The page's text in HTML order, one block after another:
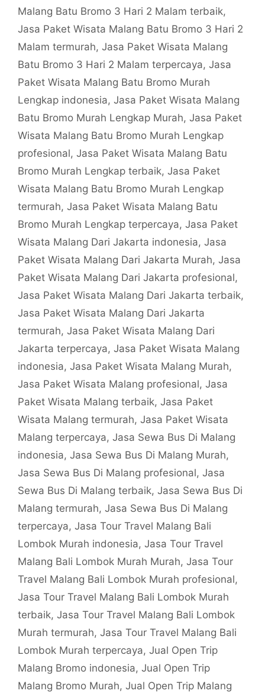
Malang Batu Bromo 3 Hari 2 Malam terbaik,
Jasa Paket Wisata Malang Batu Bromo 3 Hari 2
Malam termurah, Jasa Paket Wisata Malang
Batu Bromo 3 Hari 2 Malam terpercaya, Jasa
Paket Wisata Malang Batu Bromo Murah
Lengkap indonesia, Jasa Paket Wisata Malang
Batu Bromo Murah Lengkap Murah, Jasa Paket
Wisata Malang Batu Bromo Murah Lengkap
profesional, Jasa Paket Wisata Malang Batu
Bromo Murah Lengkap terbaik, Jasa Paket
Wisata Malang Batu Bromo Murah Lengkap
termurah, Jasa Paket Wisata Malang Batu
Bromo Murah Lengkap terpercaya, Jasa Paket
Wisata Malang Dari Jakarta indonesia, Jasa
Paket Wisata Malang Dari Jakarta Murah, Jasa
Paket Wisata Malang Dari Jakarta profesional,
Jasa Paket Wisata Malang Dari Jakarta terbaik,
Jasa Paket Wisata Malang Dari Jakarta
termurah, Jasa Paket Wisata Malang Dari
Jakarta terpercaya, Jasa Paket Wisata Malang
indonesia, Jasa Paket Wisata Malang Murah,
Jasa Paket Wisata Malang profesional, Jasa
Paket Wisata Malang terbaik, Jasa Paket
Wisata Malang termurah, Jasa Paket Wisata
Malang terpercaya, Jasa Sewa Bus Di Malang
indonesia, Jasa Sewa Bus Di Malang Murah,
Jasa Sewa Bus Di Malang profesional, Jasa
Sewa Bus Di Malang terbaik, Jasa Sewa Bus Di
Malang termurah, Jasa Sewa Bus Di Malang
terpercaya, Jasa Tour Travel Malang Bali
Lombok Murah indonesia, Jasa Tour Travel
Malang Bali Lombok Murah Murah, Jasa Tour
Travel Malang Bali Lombok Murah profesional,
Jasa Tour Travel Malang Bali Lombok Murah
terbaik, Jasa Tour Travel Malang Bali Lombok
Murah termurah, Jasa Tour Travel Malang Bali
Lombok Murah terpercaya, Jual Open Trip
Malang Bromo indonesia, Jual Open Trip
Malang Bromo Murah, Jual Open Trip Malang